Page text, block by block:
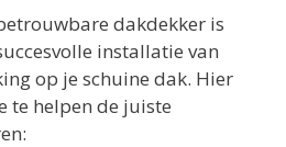
dakdekker is
installatie van
op je schuine dak. Hier
te helpen de juiste